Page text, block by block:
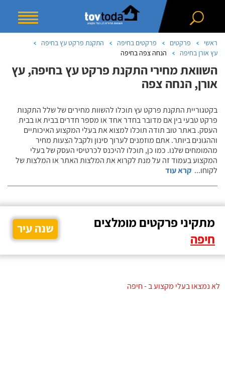
ראשי פרקטים פרקטים בחיפה
התקנת פרקט עץ בחיפה
עץ אורן בחיפה
הנחה צפה בחיפה
השוואת מחירי התקנת פרקט עץ בחיפה, עץ
אורן, הנחה צפה
בקטגוריית התקנת פרקט עץ תוכלו להשוות מחירים של שלל התקנות
פרקט טבעי בין אם מדובר בחדר אחד או מספר חדרים בבית או בבית
העסק. באתר טוב תודה תוכלו למצוא את בעלי המקצוע האיכותיים
וההגונים ביותר. אתם מוזמנים לערוך סינון ולקבל הצעות מחיר
מהמומחים שלנו. כמו כן, תוכלו להיכנס לכרטיסי העסק של בעלי
המקצוע בעמוד זה על מנת לקרוא את המלצות האתר או המלצות של
לקוחו... קרא עוד
מתקיני פרקטים מומלצים
חיפה
שנה עיר
לא נמצאו בעלי מקצוע ב - חיפה